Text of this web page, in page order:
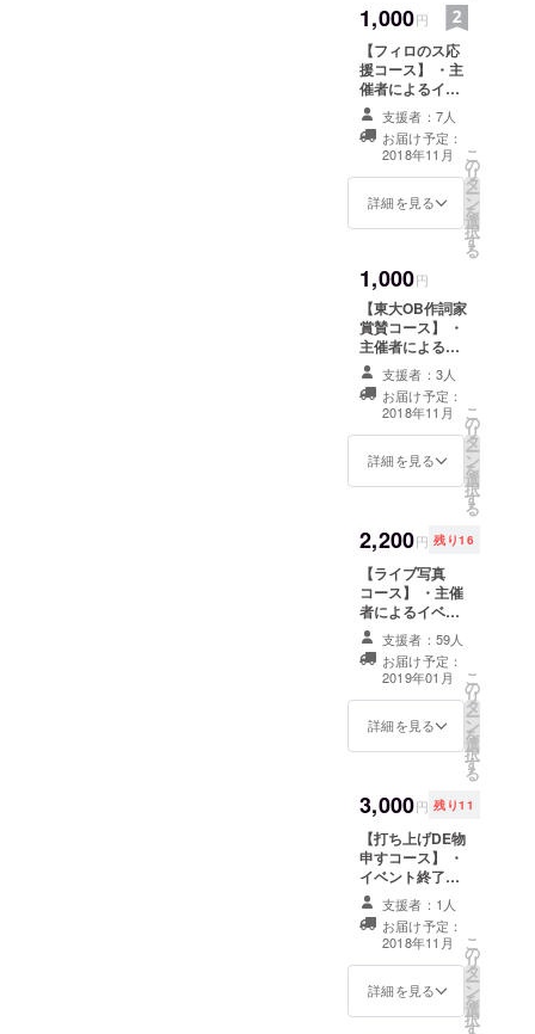
のお名前を10文
字以内で記載し
てください。）
1,000円
【フィロのス応
援コース】 ・主
催者によるイベ
ントに関する活
動報告 ・主催者
からのお礼メー
演目のリクエス
ト投票参加（作
ものを備考欄に1
曲のみ記載して
ください。2曲以
上記載があった
場合は無効） ・
活動報告書にク
レジット掲載
（希望する方の
み。備考欄にご
希望のお名前を
10文字以内で記
載してくださ
ん投票したい！
支援したい！と
いう方に複数購
入をオススメで
きるリターンで
す
支援者：7人
お届け予定：
2018年11月
詳細を見る
こ
の
リ
タ
ー
ン
を
選
択
す
る
1,000円
【東大OB作詞家
賞賛コース】 ・
主催者によるイ
ベントに関する
活動報告 ・主催
者からのお礼
メール ・当日の
演奏演目のリク
エスト投票参加
（東大OBでもあ
作曲も担当して
いる楽曲からリ
クエストを備考
欄に1曲記載して
ください。2曲以
上記載があった
場合は無効） ・
活動報告書にク
レジット掲載
み。備考欄にご
希望のお名前を
い。） ・たくさ
ん投票したい！
支援したい！と
いう方に複数購
入をオススメで
きるリターンで
す
支援者：3人
お届け予定：
2018年11月
詳細を見る
こ
の
リ
タ
ー
ン
を
選
択
す
る
2,200円 残り16
【ライブ写真
コース】 ・主催
者によるイベン
トに関する活動
報告 ・主催者か
らのお礼メール
・当日のライブ
の様子に加え、
ステージ出演前
供いたします。5
～10枚程度をブ
ロマイドで提供
予定です。 ・CF
が目標金額を達
成した場合、収
録形態をブロマ
イドからフォト
ブック（＝写真
集）にアップグ
ロソフィーのダ
ンスさんメン
支援者：59人
お届け予定：
2019年01月
詳細を見る
こ
の
リ
タ
ー
ン
を
選
択
す
る
3,000円 残り11
【打ち上げDE物
申すコース】 ・
イベント終了後
の運営スタッフ
打ち上げに参加
（開催当日の20
時～22時頃を予
定） ・来年の五
月祭ステージに
支援者：1人
お届け予定：
2018年11月
詳細を見る
こ
の
リ
タ
ー
ン
を
選
択
す